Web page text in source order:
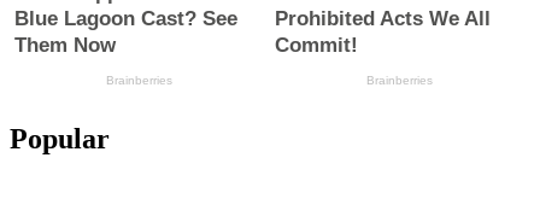
Popular